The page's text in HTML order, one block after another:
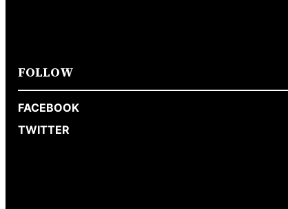
FOLLOW
FACEBOOK
TWITTER